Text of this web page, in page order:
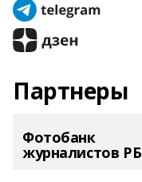
Партнеры
Фотобанк
журналистов РБ